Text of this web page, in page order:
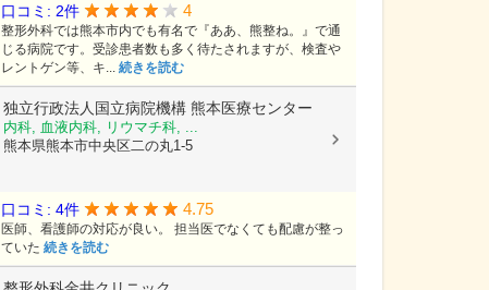
口コミ: 2件 4
整形外科では熊本市内でも有名で『ああ、熊整ね。』で通
じる病院です。受診患者数も多く待たされますが、検査や
レントゲン等、キ... 続きを読む
独立行政法人国立病院機構 熊本医療センター
内科, 血液内科, リウマチ科, ...
熊本県熊本市中央区二の丸1-5
口コミ: 4件 4.75
医師、看護師の対応が良い。 担当医でなくても配慮が整っ
ていた 続きを読む